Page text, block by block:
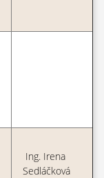
Ing. Irena
Sedláčková